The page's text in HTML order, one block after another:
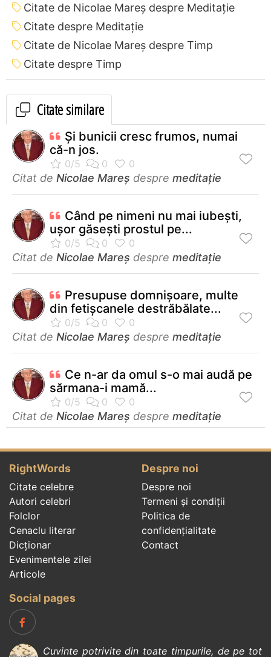
Citate de Nicolae Mareș despre Meditație
Citate despre Meditație
Citate de Nicolae Mareș despre Timp
Citate despre Timp
Citate similare
Și bunicii cresc frumos, numai
că-n jos.
Citat de Nicolae Mareș despre meditație
Când pe nimeni nu mai iubești,
ușor găsești prostul pe...
Citat de Nicolae Mareș despre meditație
Presupuse domnișoare, multe
din fetișcanele destrăbălate...
Citat de Nicolae Mareș despre meditație
Ce n-ar da omul s-o mai audă pe
sărmana-i mamă...
Citat de Nicolae Mareș despre meditație
RightWords
Citate celebre
Autori celebri
Folclor
Cenaclu literar
Dicționar
Evenimentele zilei
Articole
Despre noi
Despre noi
Termeni și condiții
Politica de
confidenţialitate
Contact
Social pages
Cuvinte potrivite din toate timpurile, de pe tot